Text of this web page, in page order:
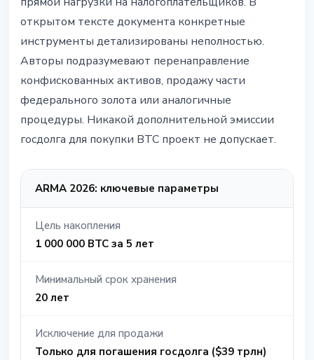
открытом тексте документа конкретные
инструменты детализированы неполностью.
Авторы подразумевают перенаправление
конфискованных активов, продажу части
федерального золота или аналогичные
процедуры. Никакой дополнительной эмиссии
госдолга для покупки BTC проект не допускает.
ARMA 2026: ключевые параметры
Цель накопления
1 000 000 BTC за 5 лет
Минимальный срок хранения
20 лет
Исключение для продажи
Только для погашения госдолга ($39 трлн)